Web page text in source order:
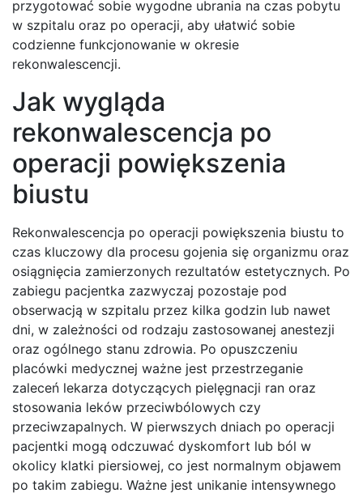
przygotować sobie wygodne ubrania na czas pobytu
w szpitalu oraz po operacji, aby ułatwić sobie
codzienne funkcjonowanie w okresie
rekonwalescencji.
Jak wygląda
rekonwalescencja po
operacji powiększenia
biustu
Rekonwalescencja po operacji powiększenia biustu to
czas kluczowy dla procesu gojenia się organizmu oraz
osiągnięcia zamierzonych rezultatów estetycznych. Po
zabiegu pacjentka zazwyczaj pozostaje pod
obserwacją w szpitalu przez kilka godzin lub nawet
dni, w zależności od rodzaju zastosowanej anestezji
oraz ogólnego stanu zdrowia. Po opuszczeniu
placówki medycznej ważne jest przestrzeganie
zaleceń lekarza dotyczących pielęgnacji ran oraz
stosowania leków przeciwbólowych czy
przeciwzapalnych. W pierwszych dniach po operacji
pacjentki mogą odczuwać dyskomfort lub ból w
okolicy klatki piersiowej, co jest normalnym objawem
po takim zabiegu. Ważne jest unikanie intensywnego